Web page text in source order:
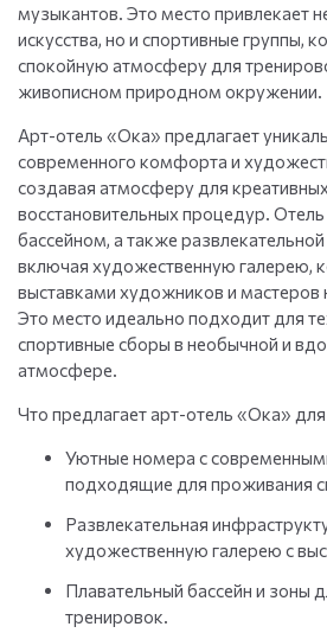
музыкантов. Это место привлекает
искусства, но и спортивные группы,
спокойную атмосферу для
живописном природном окружении.
Арт-отель «Ока» предлагает
современного комфорта и
создавая атмосферу для
восстановительных процедур. Отель
бассейном, а также
включая художественную галерею,
выставками художников и
Это место идеально подходит для
спортивные сборы в необычной и
атмосфере.
Что предлагает арт-отель «Ока»
Уютные номера с
подходящие для проживания
Развлекательная
художественную галерею с
Плавательный бассейн и зоны
тренировок.